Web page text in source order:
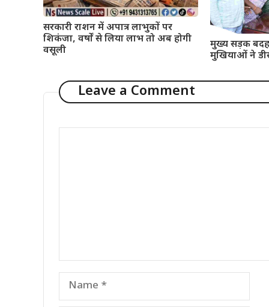
सरकारी राशन में अपात्र लाभुकों पर
शिकंजा, वर्षों से लिया लाभ तो अब होगी
वसूली
मुख्य सड़क
मुखियाओं ने
Leave a Comment
Name